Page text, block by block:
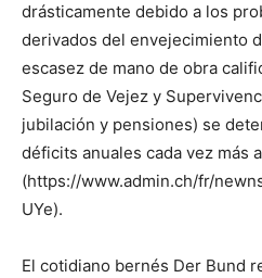
drásticamente debido a los
derivados del envejecimiento
escasez de mano de obra
Seguro de Vejez y
jubilación y pensiones) se
déficits anuales cada vez más
(https://www.admin.ch/fr/
UYe).
El cotidiano bernés Der Bund